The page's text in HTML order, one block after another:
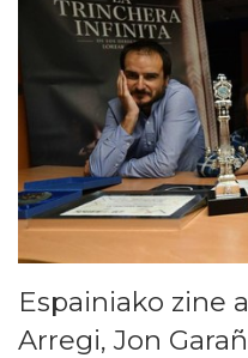
Espainiako zine
Arregi, Jon